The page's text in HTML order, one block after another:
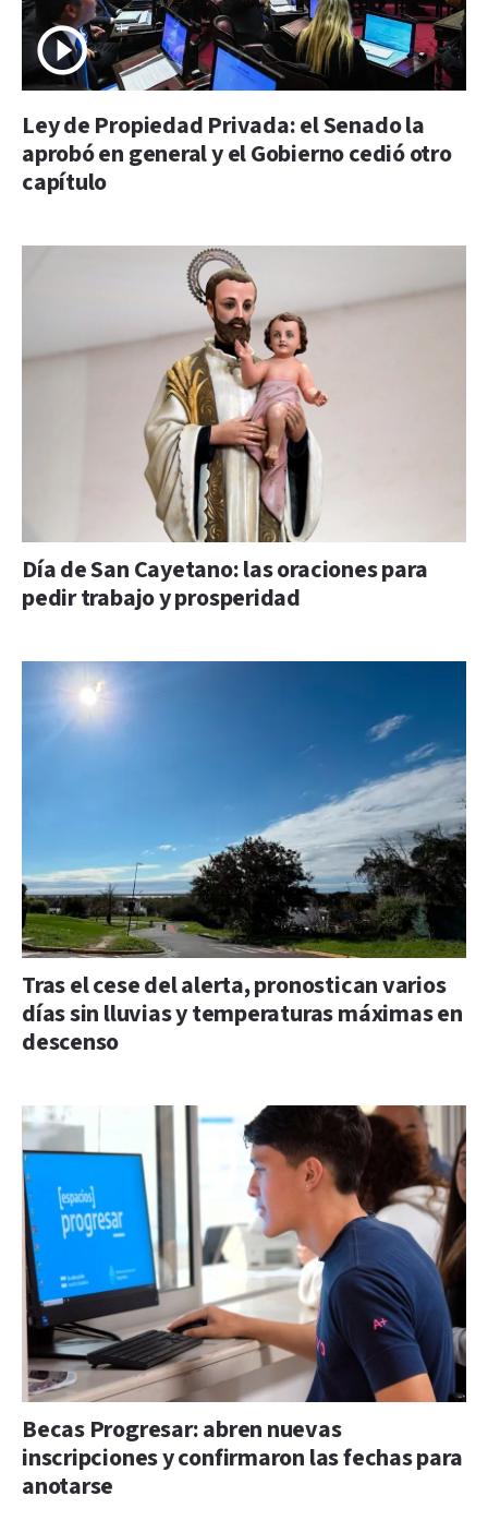
Ley de Propiedad Privada: el Senado la
aprobó en general y el Gobierno cedió otro
capítulo
Día de San Cayetano: las oraciones para
pedir trabajo y prosperidad
Tras el cese del alerta, pronostican varios
días sin lluvias y temperaturas máximas en
descenso
Becas Progresar: abren nuevas
inscripciones y confirmaron las fechas para
anotarse